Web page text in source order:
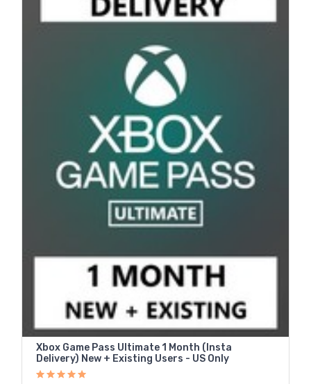
Xbox Game Pass Ultimate 1 Month (Insta
Delivery) New + Existing Users - US Only